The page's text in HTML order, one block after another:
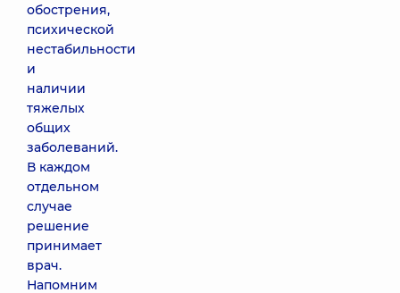
обострения,
психической
нестабильности
и
наличии
тяжелых
общих
заболеваний.
В каждом
отдельном
случае
решение
принимает
врач.
Напомним